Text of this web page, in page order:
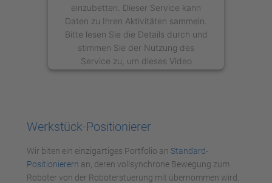
einzubetten. Dieser Service kann
Daten zu Ihren Aktivitäten sammeln.
Bitte lesen Sie die Details durch und
stimmen Sie der Nutzung des
Service zu, um dieses Video
anzusehen.
powered by
Usercentrics Consent
Management Platform
Werkstück-Positionierer
Wir biten ein einzigartiges Portfolio an Standard-
Positionierern an, deren vollsynchrone Bewegung zum
Roboter von der Roboterstuerung mit übernommen wird.